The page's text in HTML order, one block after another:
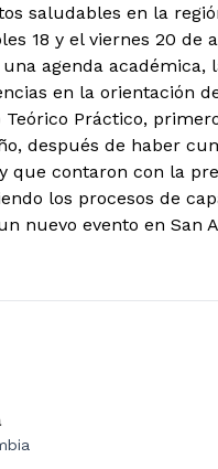
saludables en la
18 y el viernes 20 de
agenda
en la orientación
Teórico Práctico,
después de haber
que contaron con la
los procesos de
nuevo evento en San